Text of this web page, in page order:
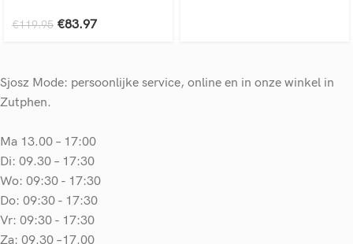
€119.95 €83.97
Sjosz Mode: persoonlijke service, online en in onze winkel in
Zutphen.
Ma 13.00 – 17:00
Di: 09.30 – 17:30
Wo: 09:30 - 17:30
Do: 09:30 - 17:30
Vr: 09:30 - 17:30
Za: 09.30 –17.00